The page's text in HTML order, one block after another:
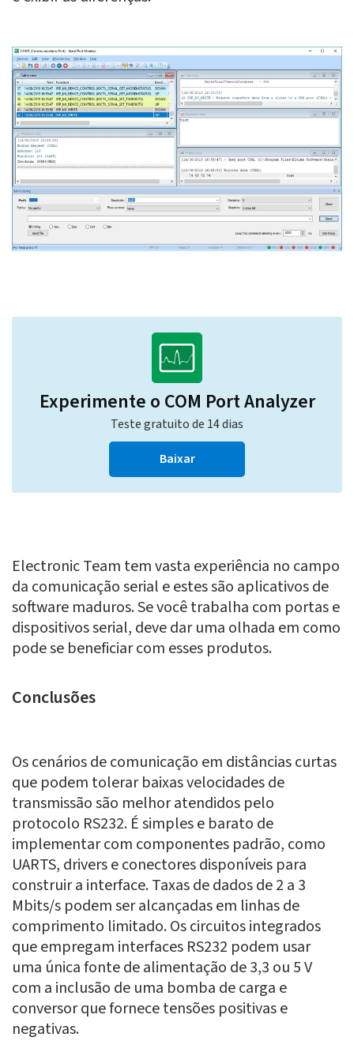
Experimente o COM Port Analyzer
Teste gratuito de 14 dias
Baixar
Electronic Team tem vasta experiência no campo
da comunicação serial e estes são aplicativos de
software maduros. Se você trabalha com portas e
dispositivos serial, deve dar uma olhada em como
pode se beneficiar com esses produtos.
Conclusões
Os cenários de comunicação em distâncias curtas
que podem tolerar baixas velocidades de
transmissão são melhor atendidos pelo
protocolo RS232. É simples e barato de
implementar com componentes padrão, como
UARTS, drivers e conectores disponíveis para
construir a interface. Taxas de dados de 2 a 3
Mbits/s podem ser alcançadas em linhas de
comprimento limitado. Os circuitos integrados
que empregam interfaces RS232 podem usar
uma única fonte de alimentação de 3,3 ou 5 V
com a inclusão de uma bomba de carga e
conversor que fornece tensões positivas e
negativas.